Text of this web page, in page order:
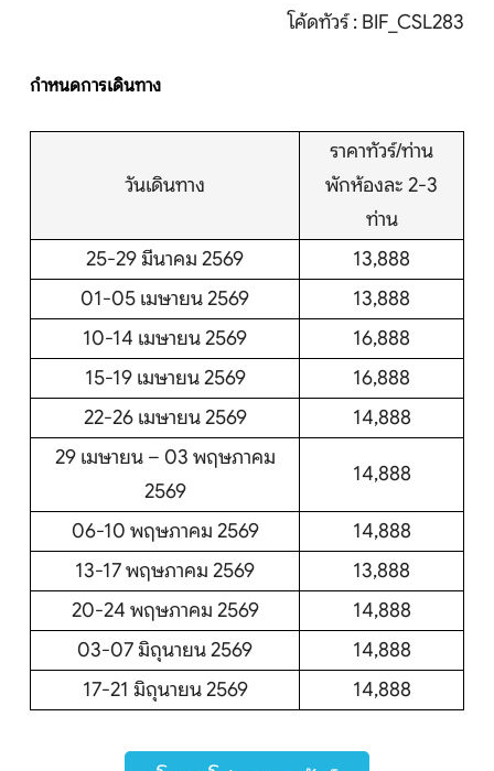
โค้ดทัวร์ : BIF_CSL283
กำหนดการเดินทาง
วันเดินทาง
ราคาทัวร์/ท่าน
พักห้องละ 2-3
ท่าน
25-29 มีนาคม 2569
13,888
01-05 เมษายน 2569
13,888
10-14 เมษายน 2569
16,888
15-19 เมษายน 2569
16,888
22-26 เมษายน 2569
14,888
29 เมษายน – 03 พฤษภาคม
2569
14,888
06-10 พฤษภาคม 2569
14,888
13-17 พฤษภาคม 2569
13,888
20-24 พฤษภาคม 2569
14,888
03-07 มิถุนายน 2569
14,888
17-21 มิถุนายน 2569
14,888